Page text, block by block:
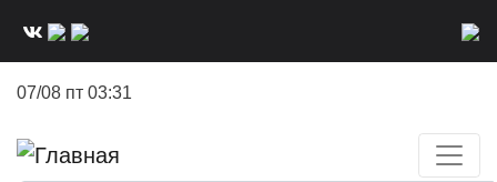
07/08 пт 03:31